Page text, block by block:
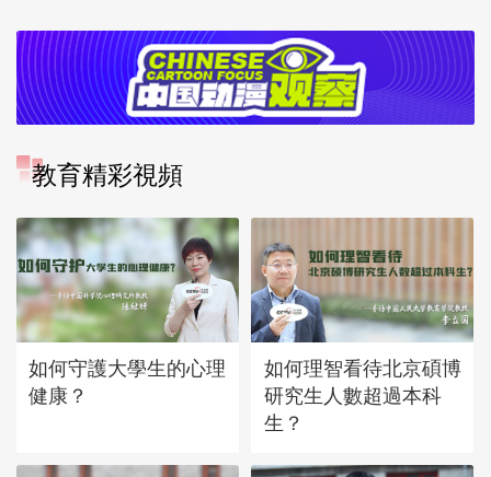
教育精彩視頻
如何守護大學生的心理
健康？
如何理智看待北京碩博
研究生人數超過本科
生？